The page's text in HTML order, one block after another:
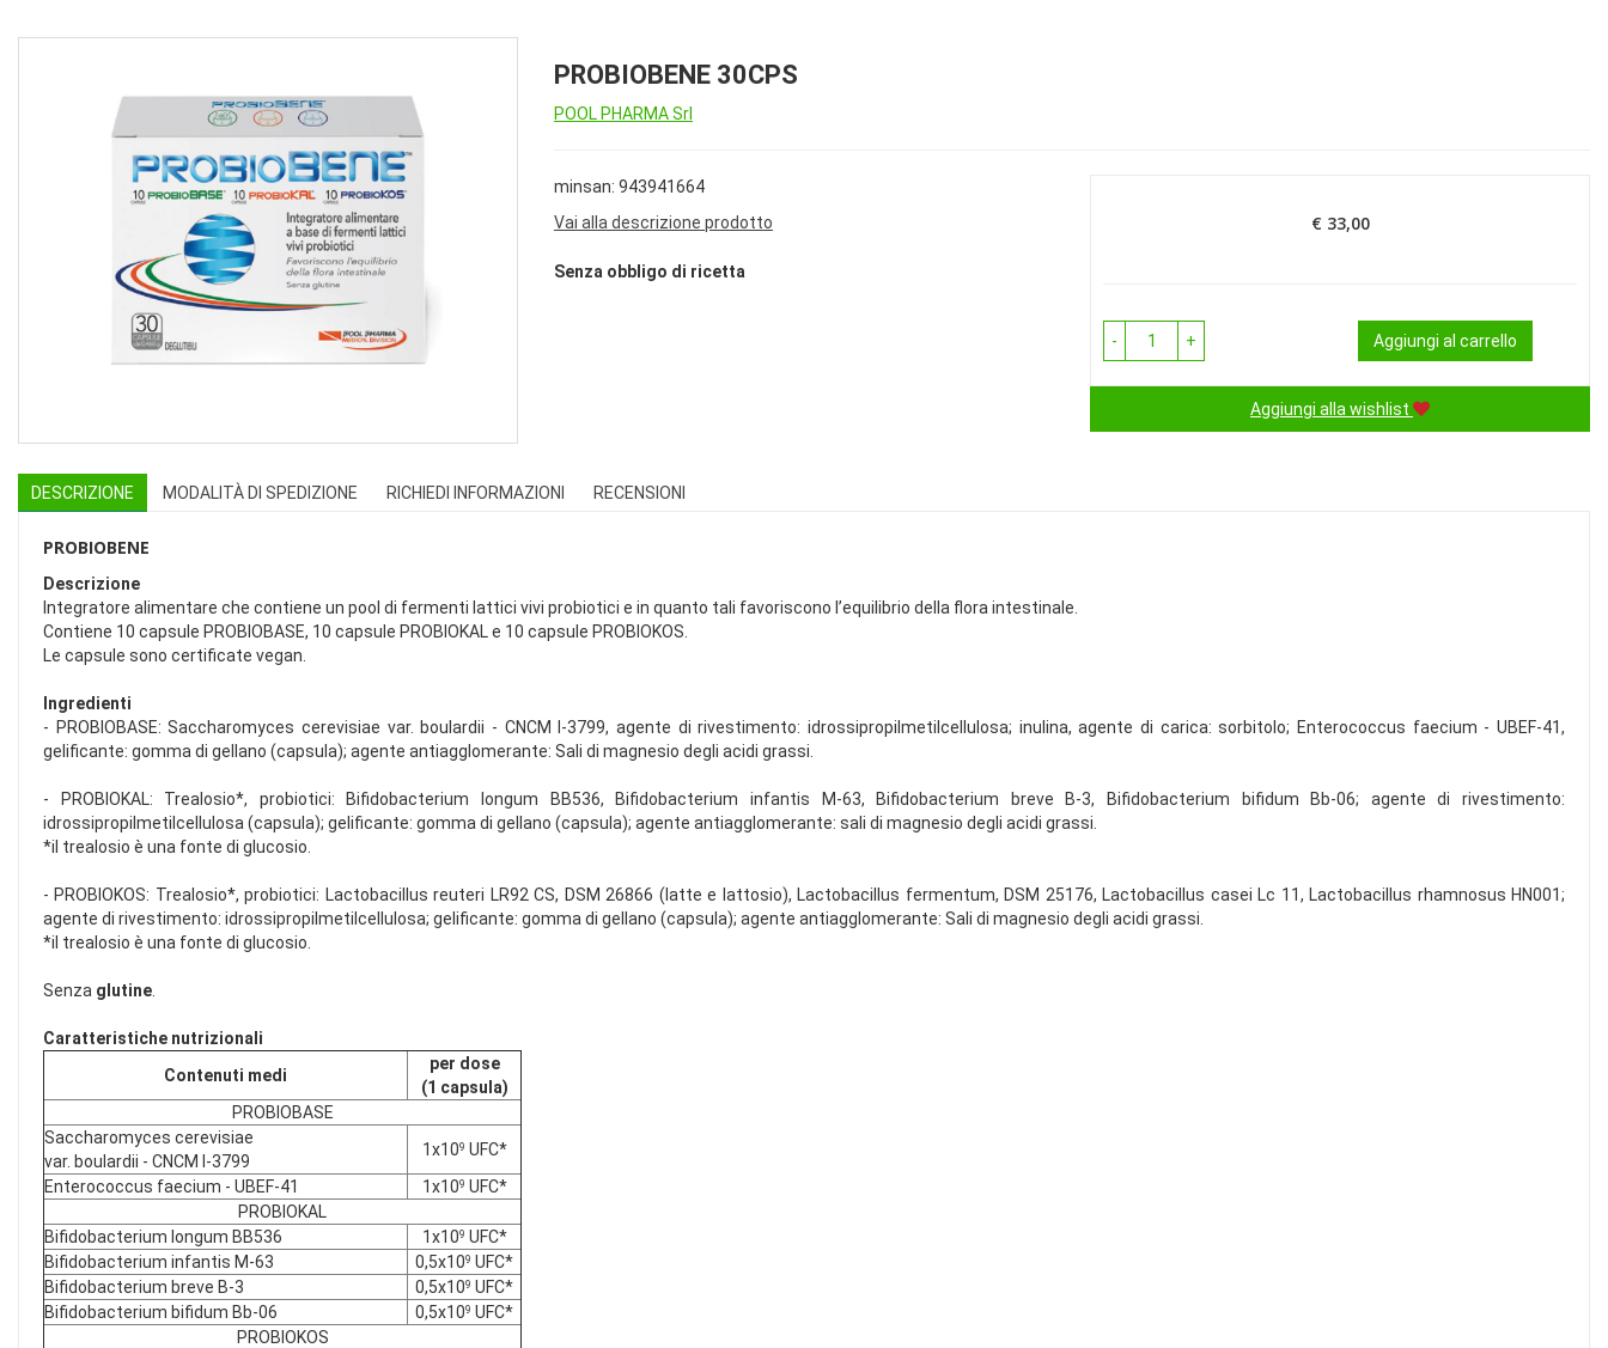
PROBIOBENE 30CPS
POOL PHARMA Srl
minsan: 943941664
Vai alla descrizione prodotto
Senza obbligo di ricetta
Prezzo
€ 33,00
- + Aggiungi al carrello
Aggiungi alla wishlist
DESCRIZIONE MODALITÀ DI SPEDIZIONE RICHIEDI INFORMAZIONI RECENSIONI
PROBIOBENE
Descrizione
Integratore alimentare che contiene un pool di fermenti lattici vivi probiotici e in quanto tali favoriscono l’equilibrio della flora intestinale.
Contiene 10 capsule PROBIOBASE, 10 capsule PROBIOKAL e 10 capsule PROBIOKOS.
Le capsule sono certificate vegan.
Ingredienti
- PROBIOBASE: Saccharomyces cerevisiae var. boulardii - CNCM I-3799, agente di rivestimento: idrossipropilmetilcellulosa; inulina, agente di carica: sorbitolo; Enterococcus faecium - UBEF-41,
gelificante: gomma di gellano (capsula); agente antiagglomerante: Sali di magnesio degli acidi grassi.
- PROBIOKAL: Trealosio*, probiotici: Bifidobacterium longum BB536, Bifidobacterium infantis M-63, Bifidobacterium breve B-3, Bifidobacterium bifidum Bb-06; agente di rivestimento:
idrossipropilmetilcellulosa (capsula); gelificante: gomma di gellano (capsula); agente antiagglomerante: sali di magnesio degli acidi grassi.
*il trealosio è una fonte di glucosio.
- PROBIOKOS: Trealosio*, probiotici: Lactobacillus reuteri LR92 CS, DSM 26866 (latte e lattosio), Lactobacillus fermentum, DSM 25176, Lactobacillus casei Lc 11, Lactobacillus rhamnosus HN001;
agente di rivestimento: idrossipropilmetilcellulosa; gelificante: gomma di gellano (capsula); agente antiagglomerante: Sali di magnesio degli acidi grassi.
*il trealosio è una fonte di glucosio.
Senza glutine
Caratteristiche nutrizionali
Contenuti medi
per dose
(1 capsula)
PROBIOBASE
Saccharomyces cerevisiae
var. boulardii - CNCM I-3799
1x109 UFC*
Enterococcus faecium - UBEF-41
1x109 UFC*
PROBIOKAL
Bifidobacterium longum BB536
1x109 UFC*
Bifidobacterium infantis M-63
0,5x109 UFC*
Bifidobacterium breve B-3
0,5x109 UFC*
Bifidobacterium bifidum Bb-06
0,5x109 UFC*
PROBIOKOS